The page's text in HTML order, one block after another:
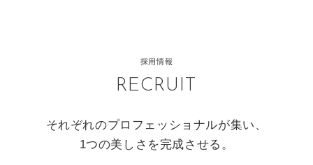
採用情報
RECRUIT
それぞれのプロフェッショナルが集い、
1つの美しさを完成させる。